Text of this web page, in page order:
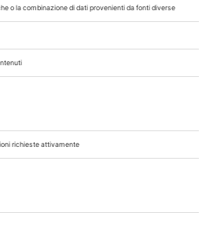
| P.iva 08056040960
Viale Enrico Forlanini 21 -